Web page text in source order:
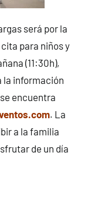
será por la
para niños y
(11:30h),
la información
encuentra
. La
a la familia
de un día